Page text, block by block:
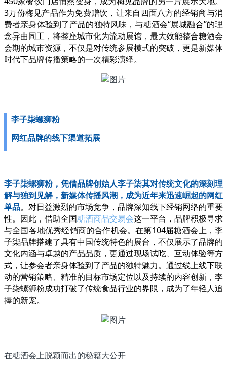
3万份梅见产品作为免费赠饮，让来自四面八方的经销商与消
费者亲身体验到了产品的独特风味，与糖酒会“展城融合”的理
念异曲同工，将整座城市化为流动展馆，最大效能整合糖酒会
会期的城市资源，不仅是对传统参展模式的突破，更是新媒体
时代下品牌传播策略的一次精彩演绎。
李子柒螺狮粉
网红品牌的线下渠道拓展
李子柒螺狮粉，凭借品牌创始人李子柒其对传统文化的深刻理
解与独到见解，新媒体传播风潮，成为近年来迅速崛起的网红
单品。对日益激烈的市场竞争，品牌深知线下经销网络的重要
性。因此，借助全国糖酒商品交易会这一平台，品牌积极寻求
与全国各地优秀经销商的合作机会。在第104届糖酒会上，李
子柒品牌搭建了具有中国传统特色的展台，不仅展示了品牌的
文化内涵与卓越的产品品质，更通过现场试吃、互动体验等方
式，让参会者亲身体验到了产品的独特魅力。通过线上线下联
动的营销策略、精准的目标市场定位以及持续的内容创新，李
子柒螺狮粉成功打破了传统食品行业的界限，成为了年轻人追
捧的新宠。
在糖酒会上脱颖而出的秘籍大公开